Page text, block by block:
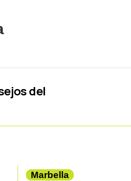
del
Marbella